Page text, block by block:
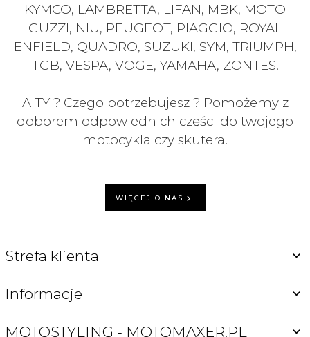
KYMCO, LAMBRETTA, LIFAN, MBK, MOTO
GUZZI, NIU, PEUGEOT, PIAGGIO, ROYAL
ENFIELD, QUADRO, SUZUKI, SYM, TRIUMPH,
TGB, VESPA, VOGE, YAMAHA, ZONTES.
A TY ? Czego potrzebujesz ? Pomożemy z
doborem odpowiednich części do twojego
motocykla czy skutera.
WIĘCEJ O NAS
Strefa klienta
Informacje
MOTOSTYLING - MOTOMAXER.PL